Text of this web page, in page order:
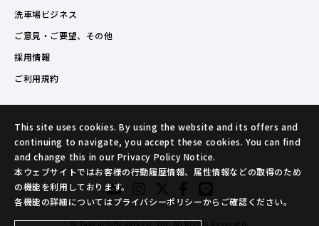
洗車場ビジネス
ご意見・ご要望、その他
採用情報
ご利用規約
© TakeuchiBeauty co.,ltd. All Rights Reserved.
This site uses cookies. By using the website and its offers and
continuing to navigate, you accept these cookies. You can find
and change this in our Privacy Policy Notice.
本ウェブサイトではお客様の行動履歴情報、属性情報などの取得のため
の機能を利用しております。
各機能の詳細についてはプライバシーポリシーからご確認ください。